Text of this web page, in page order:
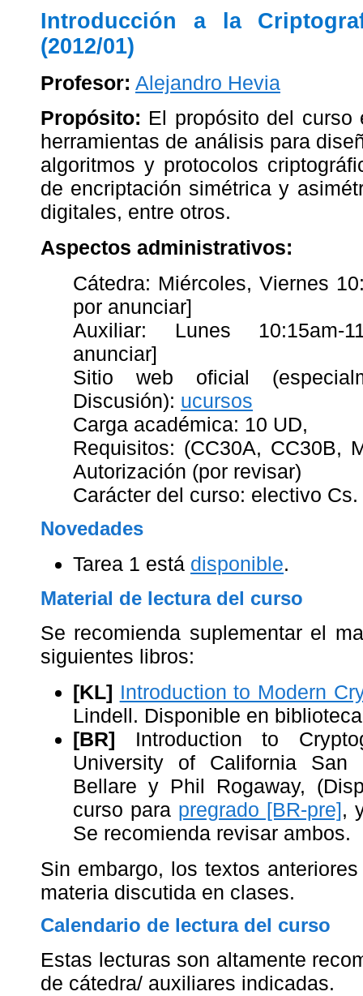
Introducción a la
(2012/01)
Profesor: Alejandro Hevia
Propósito: El propósito del curso
herramientas de análisis para
algoritmos y protocolos
de encriptación simétrica y
digitales, entre otros.
Aspectos administrativos:
Cátedra: Miércoles, Viernes
por anunciar]
Auxiliar: Lunes 10:15am-
anunciar]
Sitio web oficial
Discusión): ucursos
Carga académica: 10 UD,
Requisitos: (CC30A, CC30B,
Autorización (por revisar)
Carácter del curso: electivo
Novedades
Tarea 1 está disponible.
Material de lectura del curso
Se recomienda suplementar el
siguientes libros:
[KL] Introduction to Modern
Lindell. Disponible en
[BR] Introduction to
University of California
Bellare y Phil Rogaway,
curso para pregrado [BR-pre],
Se recomienda revisar ambos.
Sin embargo, los textos
materia discutida en clases.
Calendario de lectura del curso
Estas lecturas son altamente
de cátedra/ auxiliares indicadas.